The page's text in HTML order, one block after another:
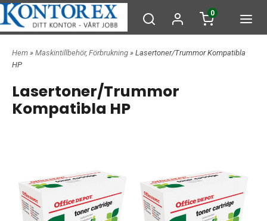
0
Hem » Maskintillbehör, Förbrukning » Lasertoner/Trummor Kompatibla
HP
Lasertoner/Trummor
Kompatibla HP